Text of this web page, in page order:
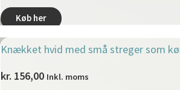
Køb her
Knækket hvid med små streger som
kr. 156,00 Inkl. moms